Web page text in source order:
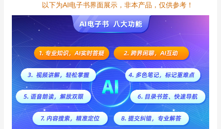
以下为AI电子书界面展示，非本产品，仅供参考！